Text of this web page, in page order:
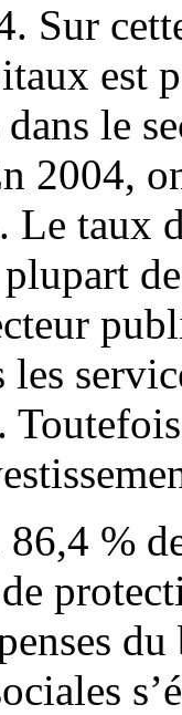
Sur
est
le
2004,
Le taux
les
86,4 %